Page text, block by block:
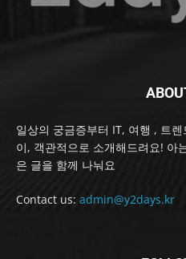
일상의 궁금증부터 IT, 여행 , 트
이, 객관적으로 소개해드려요! 아
은 글을 함께 나눠요
Contact us: admin@y2days.kr